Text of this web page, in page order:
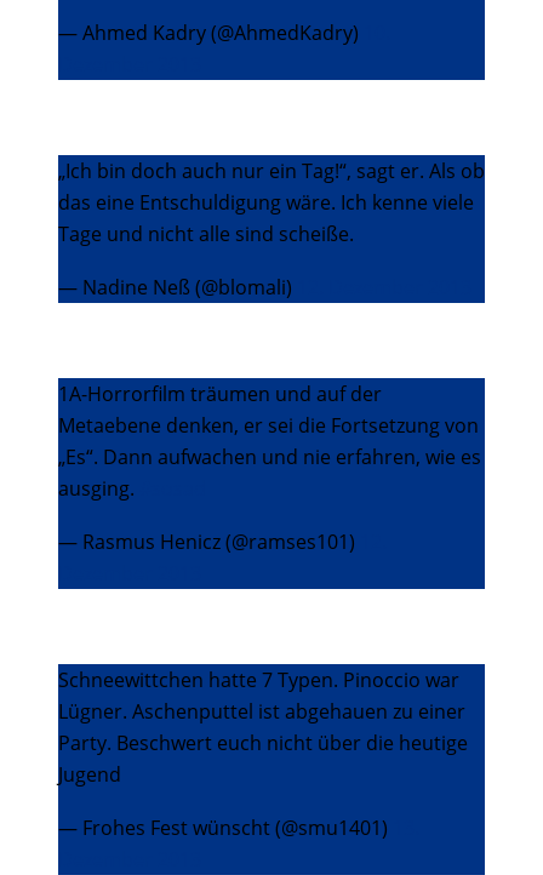
— Ahmed Kadry (@AhmedKadry)
„Ich bin doch auch nur ein Tag!“, sagt er. Als ob
das eine Entschuldigung wäre. Ich kenne viele
Tage und nicht alle sind scheiße.
— Nadine Neß (@blomali)
1A-Horrorfilm träumen und auf der
Metaebene denken, er sei die Fortsetzung von
„Es“. Dann aufwachen und nie erfahren, wie es
ausging.
— Rasmus Henicz (@ramses101)
Schneewittchen hatte 7 Typen. Pinoccio war
Lügner. Aschenputtel ist abgehauen zu einer
Party. Beschwert euch nicht über die heutige
Jugend
— Frohes Fest wünscht (@smu1401)